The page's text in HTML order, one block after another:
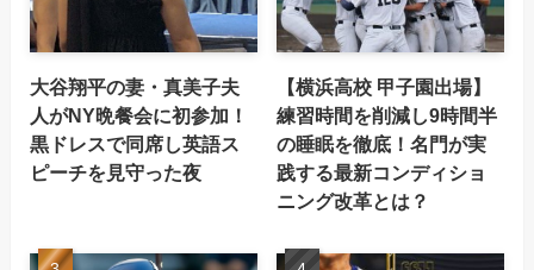
大谷翔平の妻・真美子夫
人がNY晩餐会に初参加！
黒ドレスで同席し英語ス
ピーチを見守った夜
【横浜高校 甲子園出場】
練習時間を削減し9時間半
の睡眠を徹底！名門が実
践する最新コンディショ
ニング改革とは？